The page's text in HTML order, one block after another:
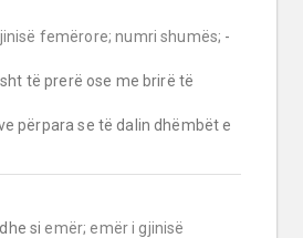
femërore; numri shumës; -
si emër; emër i gjinisë